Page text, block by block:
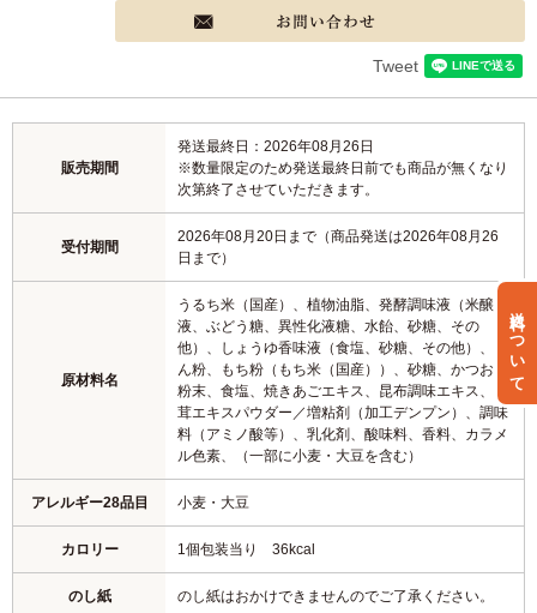
送料について
Tweet
販売期間
発送最終日：2026年08月26日
※数量限定のため発送最終日前でも商品が無くなり
次第終了させていただきます。
受付期間
2026年08月20日まで（商品発送は2026年08月26
日まで）
原材料名
うるち米（国産）、植物油脂、発酵調味液（米醸造
液、ぶどう糖、異性化液糖、水飴、砂糖、その
他）、しょうゆ香味液（食塩、砂糖、その他）、で
ん粉、もち粉（もち米（国産））、砂糖、かつお節
粉末、食塩、焼きあごエキス、昆布調味エキス、椎
茸エキスパウダー／増粘剤（加工デンプン）、調味
料（アミノ酸等）、乳化剤、酸味料、香料、カラメ
ル色素、（一部に小麦・大豆を含む）
アレルギー28品目 小麦・大豆
カロリー 1個包装当り 36kcal
のし紙 のし紙はおかけできませんのでご了承ください。